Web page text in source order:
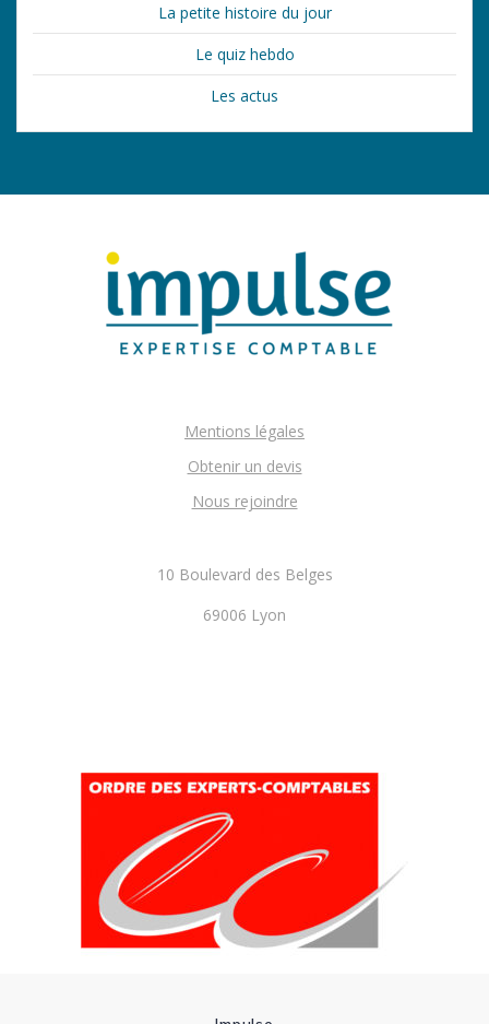
La petite histoire du jour
Le quiz hebdo
Les actus
Mentions légales
Obtenir un devis
Nous rejoindre
10 Boulevard des Belges
69006 Lyon